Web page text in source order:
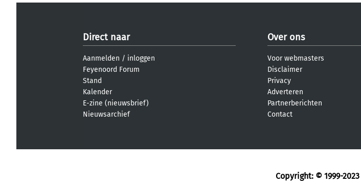
Direct naar
Aanmelden / inloggen
Feyenoord Forum
Stand
Kalender
E-zine (nieuwsbrief)
Nieuwsarchief
Over ons
Voor webmasters
Disclaimer
Privacy
Adverteren
Partnerberichten
Contact
Copyright: © 1999-2023